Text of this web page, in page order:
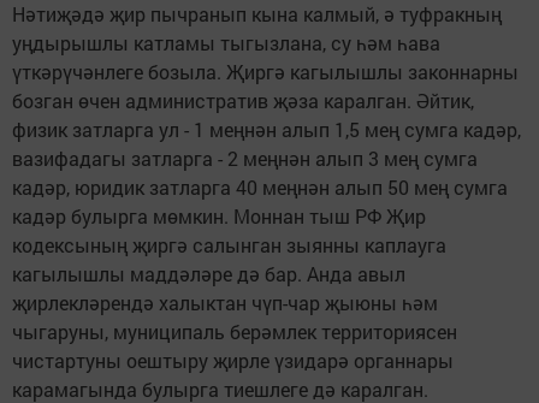
Нәтиҗәдә җир пычранып кына калмый, ә туфракның
уңдырышлы катламы тыгызлана, су һәм һава
үткәрүчәнлеге бозыла. Җиргә кагылышлы законнарны
бозган өчен административ җәза каралган. Әйтик,
физик затларга ул - 1 меңнән алып 1,5 мең сумга кадәр,
вазифадагы затларга - 2 меңнән алып 3 мең сумга
кадәр, юридик затларга 40 меңнән алып 50 мең сумга
кадәр булырга мөмкин. Моннан тыш РФ Җир
кодексының җиргә салынган зыянны каплауга
кагылышлы маддәләре дә бар. Анда авыл
җирлекләрендә халыктан чүп-чар җыюны һәм
чыгаруны, муниципаль берәмлек территориясен
чистартуны оештыру җирле үзидарә органнары
карамагында булырга тиешлеге дә каралган.